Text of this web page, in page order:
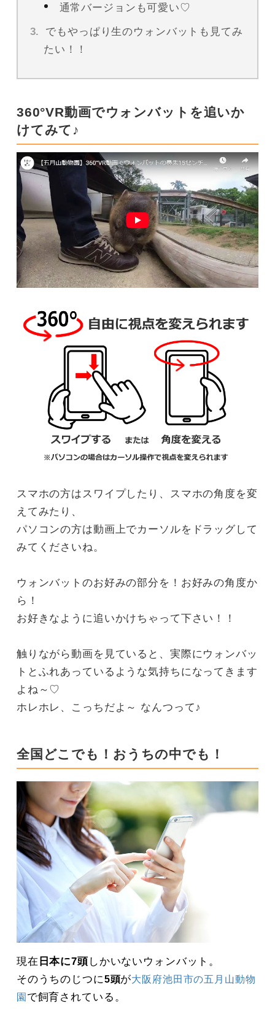
通常バージョンも可愛い♡
でもやっぱり生のウォンバットも見てみ
たい！！
360°VR動画でウォンバットを追いか
けてみて♪
スマホの方はスワイプしたり、スマホの角度を変
えてみたり、
パソコンの方は動画上でカーソルをドラッグして
みてくださいね。
ウォンバットのお好みの部分を！お好みの角度か
ら！
お好きなように追いかけちゃって下さい！！
触りながら動画を見ていると、実際にウォンバッ
トとふれあっているような気持ちになってきます
よね～♡
ホレホレ、こっちだよ～ なんつって♪
全国どこでも！おうちの中でも！
現在 日本に7頭しかいないウォンバット。
そのうちのじつに5頭が大阪府池田市の五月山動物
園 で飼育されている。